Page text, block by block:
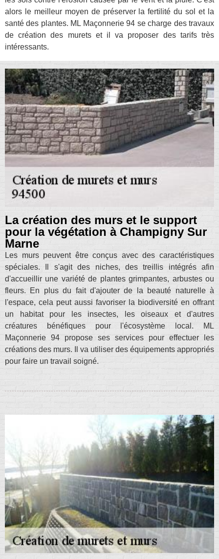
alors le meilleur moyen de préserver la fertilité du sol et la
santé des plantes. ML Maçonnerie 94 se charge des travaux
de création des murets et il va proposer des tarifs très
intéressants.
La création des murs et le support
pour la végétation à Champigny Sur
Marne
Les murs peuvent être conçus avec des caractéristiques
spéciales. Il s'agit des niches, des treillis intégrés afin
d'accueillir une variété de plantes grimpantes, arbustes ou
fleurs. En plus du fait d'ajouter de la beauté naturelle à
l'espace, cela peut aussi favoriser la biodiversité en offrant
un habitat pour les insectes, les oiseaux et d'autres
créatures bénéfiques pour l'écosystème local. ML
Maçonnerie 94 propose ses services pour effectuer les
créations des murs. Il va utiliser des équipements appropriés
pour faire un travail soigné.